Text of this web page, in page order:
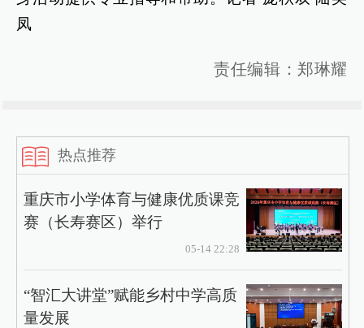
凤
责任编辑：郑琳耀
热点推荐
重庆市小学体育与健康优质课竞
赛（长寿赛区）举行
05-14 22:28
“智汇大讲堂”赋能乡村中学高质
量发展